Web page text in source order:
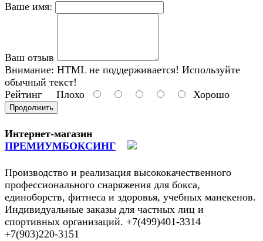
Ваше имя:
Ваш отзыв
Внимание: HTML не поддерживается! Используйте
обычный текст!
Рейтинг Плохо Хорошо
Продолжить
Интернет-магазин
ПРЕМИУМБОКСИНГ
Производство и реализация высококачественного
профессионального снаряжения для бокса,
единоборств, фитнеса и здоровья, учебных манекенов.
Индивидуальные заказы для частных лиц и
спортивных организаций. +7(499)401-3314
+7(903)220-3151